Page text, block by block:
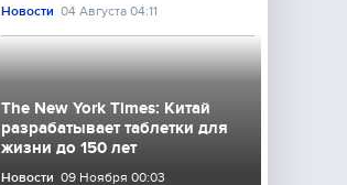
Новости 04 Августа 04:11
The New York Times: Китай
разрабатывает таблетки для
жизни до 150 лет
Новости 09 Ноября 00:03